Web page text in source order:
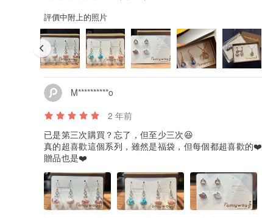
評價中附上的照片
M**********o
2 年前
已是第三次購買？忘了，但至少三次😆
真的超喜歡這個系列，雖然是福袋，但每個都超喜歡的❤️
贈品也是❤️